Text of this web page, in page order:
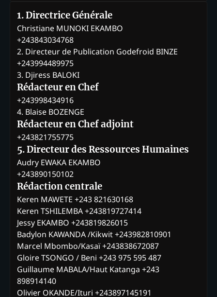
1. Directrice Générale
Christiane MUNOKI EKAMBO
+243843034768
2. Directeur de Publication Godefroid BINZE
+243994489975
3. Djiress BALOKI
Rédacteur en Chef
+243998434916
4. Blaise BOZENGE
Rédacteur en Chef adjoint
+243821755775
5. Directeur des Ressources Humaines
Audry EWAKA EKAMBO
+243890150102
Rédaction centrale
Keren MAWETE +243 821630168
Keren TSHILEMBA +243819727414
Jessy EKAMBO +243819826015
Badylon KAWANDA /Kikwit +243982810901
Marcel Mbombo/Kasaï +243838672087
Gloire TSONGO / Beni +243 975 595 487
Guillaume MABALA/Haut Katanga +243
898914140
Olivier OKANDE/Ituri +243897145191